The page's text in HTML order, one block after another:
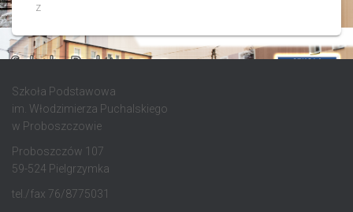
z
Szkoła Podstawowa
im. Włodzimierza Puchalskiego
w Proboszczowie
Proboszczów 107
59-524 Pielgrzymka
tel./fax 76/8775031